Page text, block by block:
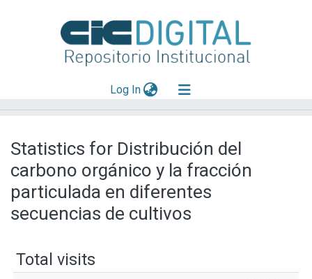
Log In(current)
Mas información
Aportar material
Statistics for Distribución del
carbono orgánico y la fracción
particulada en diferentes
secuencias de cultivos
Total visits